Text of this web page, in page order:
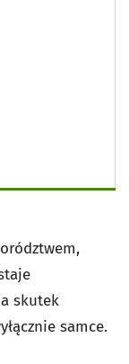
skutek
samce.